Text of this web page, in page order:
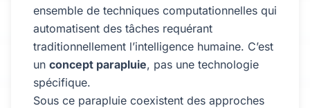
ensemble de techniques computationnelles qui
automatisent des tâches requérant
traditionnellement l’intelligence humaine. C’est
un concept parapluie, pas une technologie
spécifique.
Sous ce parapluie coexistent des approches